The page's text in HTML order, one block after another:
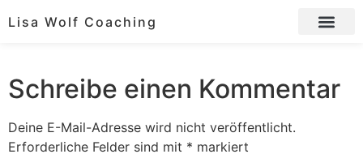
Lisa Wolf Coaching
Schreibe einen Kommentar
Deine E-Mail-Adresse wird nicht veröffentlicht.
Erforderliche Felder sind mit * markiert